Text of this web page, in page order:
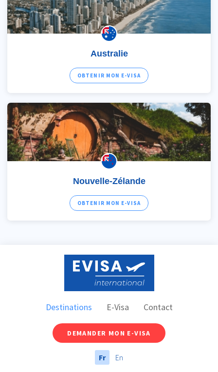
Australie
OBTENIR MON E-VISA
Nouvelle-Zélande
OBTENIR MON E-VISA
Destinations E-Visa Contact
DEMANDER MON E-VISA
Fr En